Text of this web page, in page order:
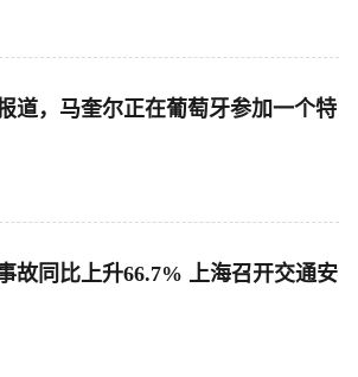
道，马奎尔正在葡萄牙参加一个特
升66.7% 上海召开交通安